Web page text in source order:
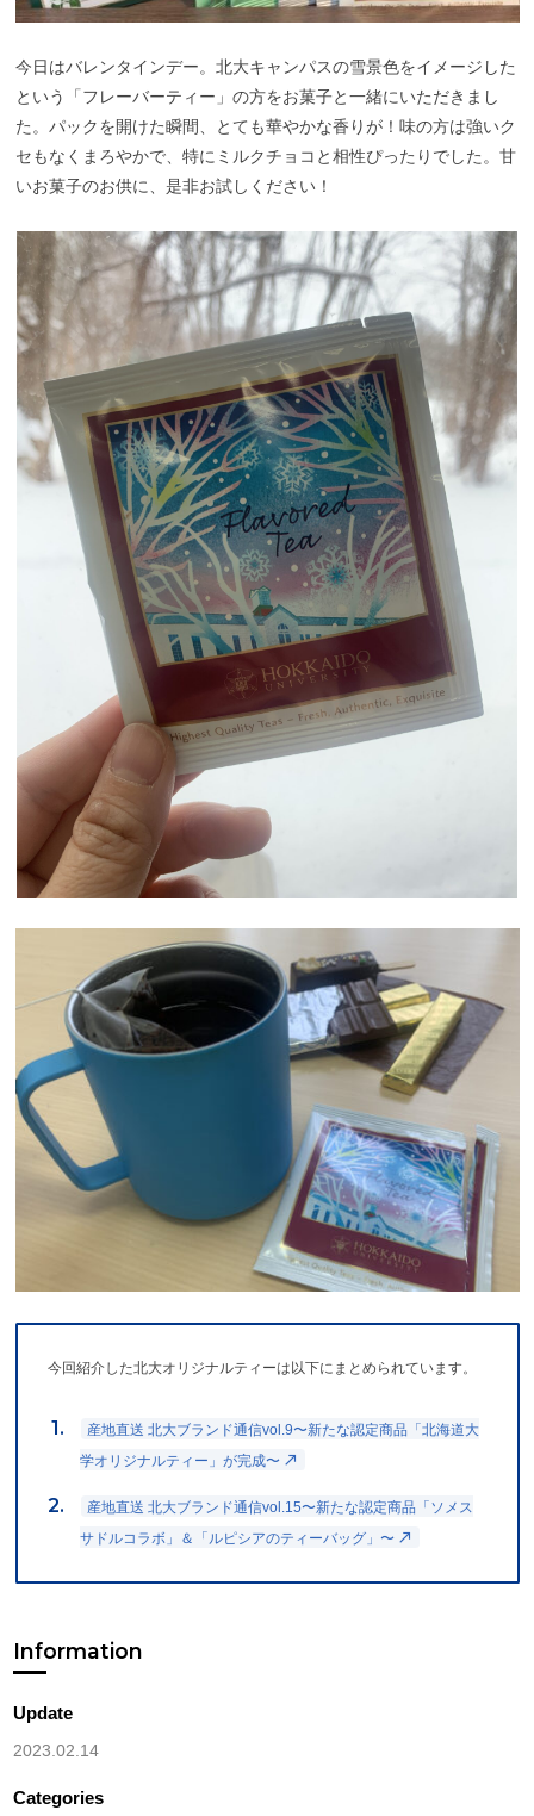
今日はバレンタインデー。北大キャンパスの雪景色をイメージした
という「フレーバーティー」の方をお菓子と一緒にいただきまし
た。パックを開けた瞬間、とても華やかな香りが！味の方は強いク
セもなくまろやかで、特にミルクチョコと相性ぴったりでした。甘
いお菓子のお供に、是非お試しください！
今回紹介した北大オリジナルティーは以下にまとめられています。
産地直送 北大ブランド通信vol.9〜新たな認定商品「北海道大
学オリジナルティー」が完成〜
産地直送 北大ブランド通信vol.15〜新たな認定商品「ソメス
サドルコラボ」＆「ルピシアのティーバッグ」〜
Information
Update
2023.02.14
Categories